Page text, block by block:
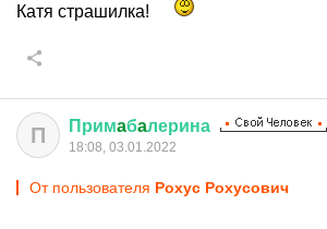
Катя страшилка!
П Примaбaлерина
18:08, 03.01.2022
От пользователя Рохус Рохусович